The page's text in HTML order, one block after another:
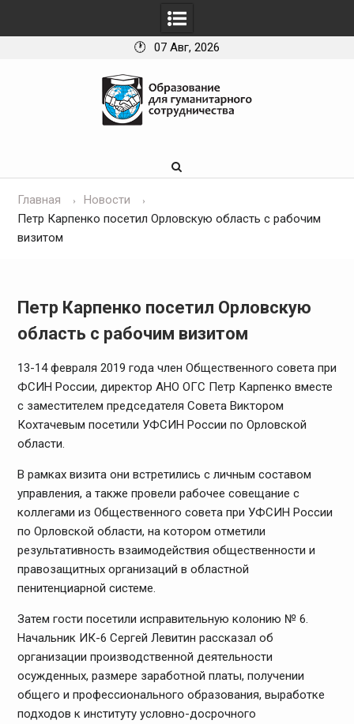
07 Авг, 2026
Главная
Новости
Петр Карпенко посетил Орловскую область с рабочим
визитом
Петр Карпенко посетил Орловскую
область с рабочим визитом
13-14 февраля 2019 года член Общественного совета при
ФСИН России, директор АНО ОГС Петр Карпенко вместе
с заместителем председателя Совета Виктором
Кохтачевым посетили УФСИН России по Орловской
области.
В рамках визита они встретились с личным составом
управления, а также провели рабочее совещание с
коллегами из Общественного совета при УФСИН России
по Орловской области, на котором отметили
результативность взаимодействия общественности и
правозащитных организаций в областной
пенитенциарной системе.
Затем гости посетили исправительную колонию № 6.
Начальник ИК-6 Сергей Левитин рассказал об
организации производственной деятельности
осужденных, размере заработной платы, получении
общего и профессионального образования, выработке
подходов к институту условно-досрочного